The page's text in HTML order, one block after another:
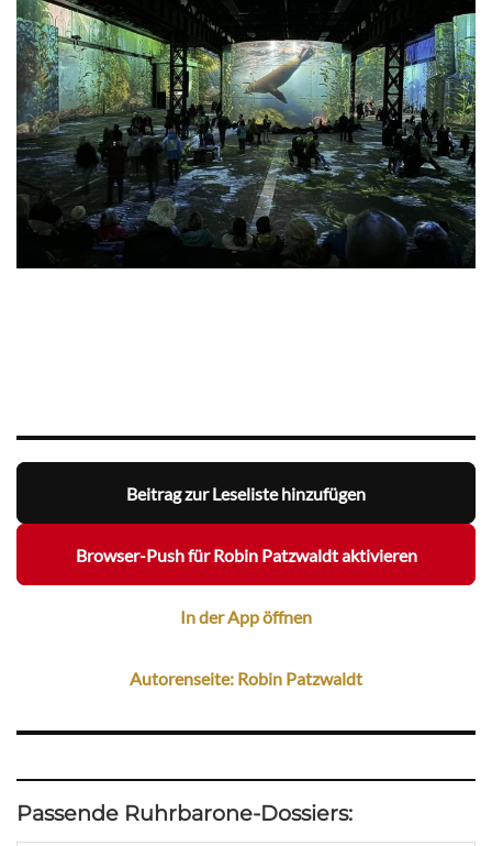
Beitrag zur Leseliste hinzufügen
Browser-Push für Robin Patzwaldt aktivieren
In der App öffnen
Autorenseite: Robin Patzwaldt
Passende Ruhrbarone-Dossiers: